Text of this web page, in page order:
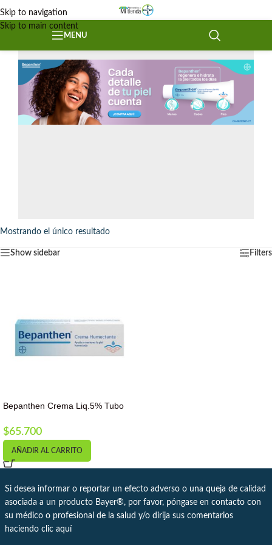
Skip to navigation
Skip to main content
MENU
Mostrando el único resultado
Show sidebar Filters
Bepanthen Crema Liq.5% Tubo
$65.700
AÑADIR AL CARRITO
Si desea informar o reportar un efecto adverso o una queja de calidad
asociada a un producto Bayer®, por favor, póngase en contacto con
su médico o profesional de la salud y/o dirija sus comentarios
haciendo clic aquí